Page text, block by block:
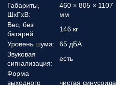
Габариты,
ШхГхВ:
460 × 805 × 1107
мм
Вес, без
батарей:
146 кг
Уровень шума:
65 дБА
Звуковая
сигнализация:
есть
Форма
выходного
чистая синусоида